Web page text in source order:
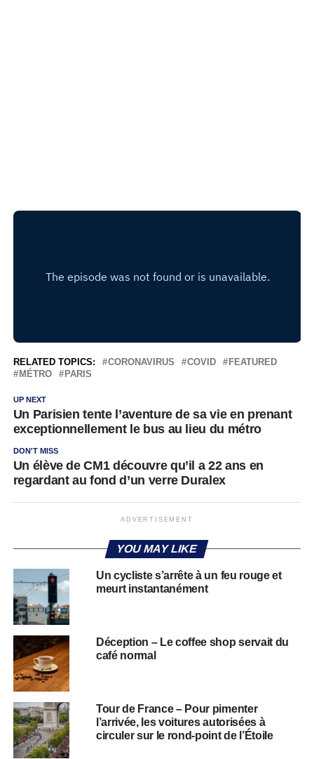
RELATED TOPICS: CORONAVIRUS COVID
FEATURED
MÉTRO
PARIS
UP NEXT
Un Parisien tente l’aventure de sa vie en prenant
exceptionnellement le bus au lieu du métro
DON'T MISS
Un élève de CM1 découvre qu’il a 22 ans en
regardant au fond d’un verre Duralex
ADVERTISEMENT
YOU MAY LIKE
Un cycliste s’arrête à un feu rouge et
meurt instantanément
Déception – Le coffee shop servait du
café normal
Tour de France – Pour pimenter
l’arrivée, les voitures autorisées à
circuler sur le rond-point de l’Étoile